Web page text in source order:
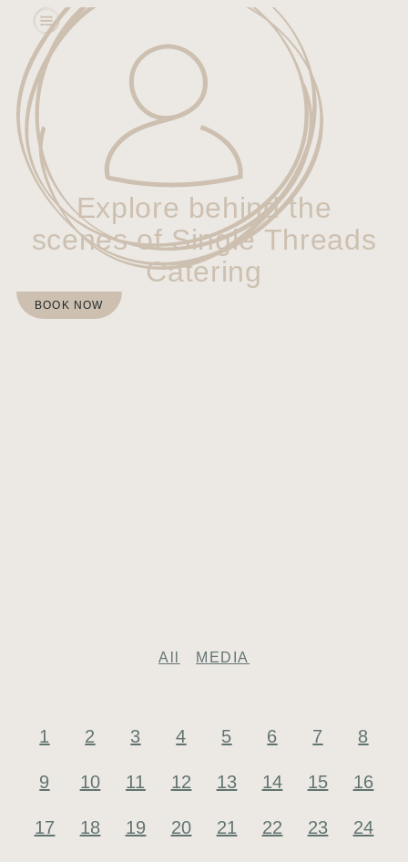
BOOK NOW
Explore behind the
scenes of Single Threads
Catering
All MEDIA
1 2 3 4 5 6 7 8
9 10 11 12 13 14 15 16
17 18 19 20 21 22 23 24